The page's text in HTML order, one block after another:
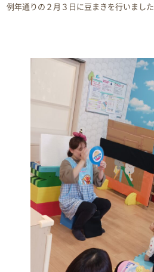
例年通りの２月３日に豆まきを行いました